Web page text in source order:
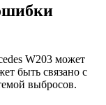
W203 может
быть связано с
выбросов.